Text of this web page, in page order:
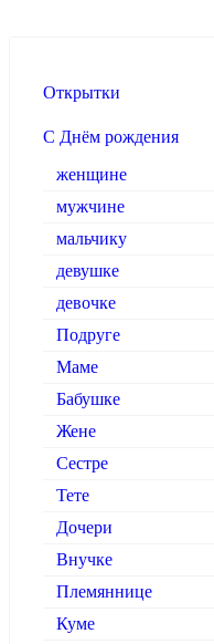
Открытки
С Днём рождения
женщине
мужчине
мальчику
девушке
девочке
Подруге
Маме
Бабушке
Жене
Сестре
Тете
Дочери
Внучке
Племяннице
Куме